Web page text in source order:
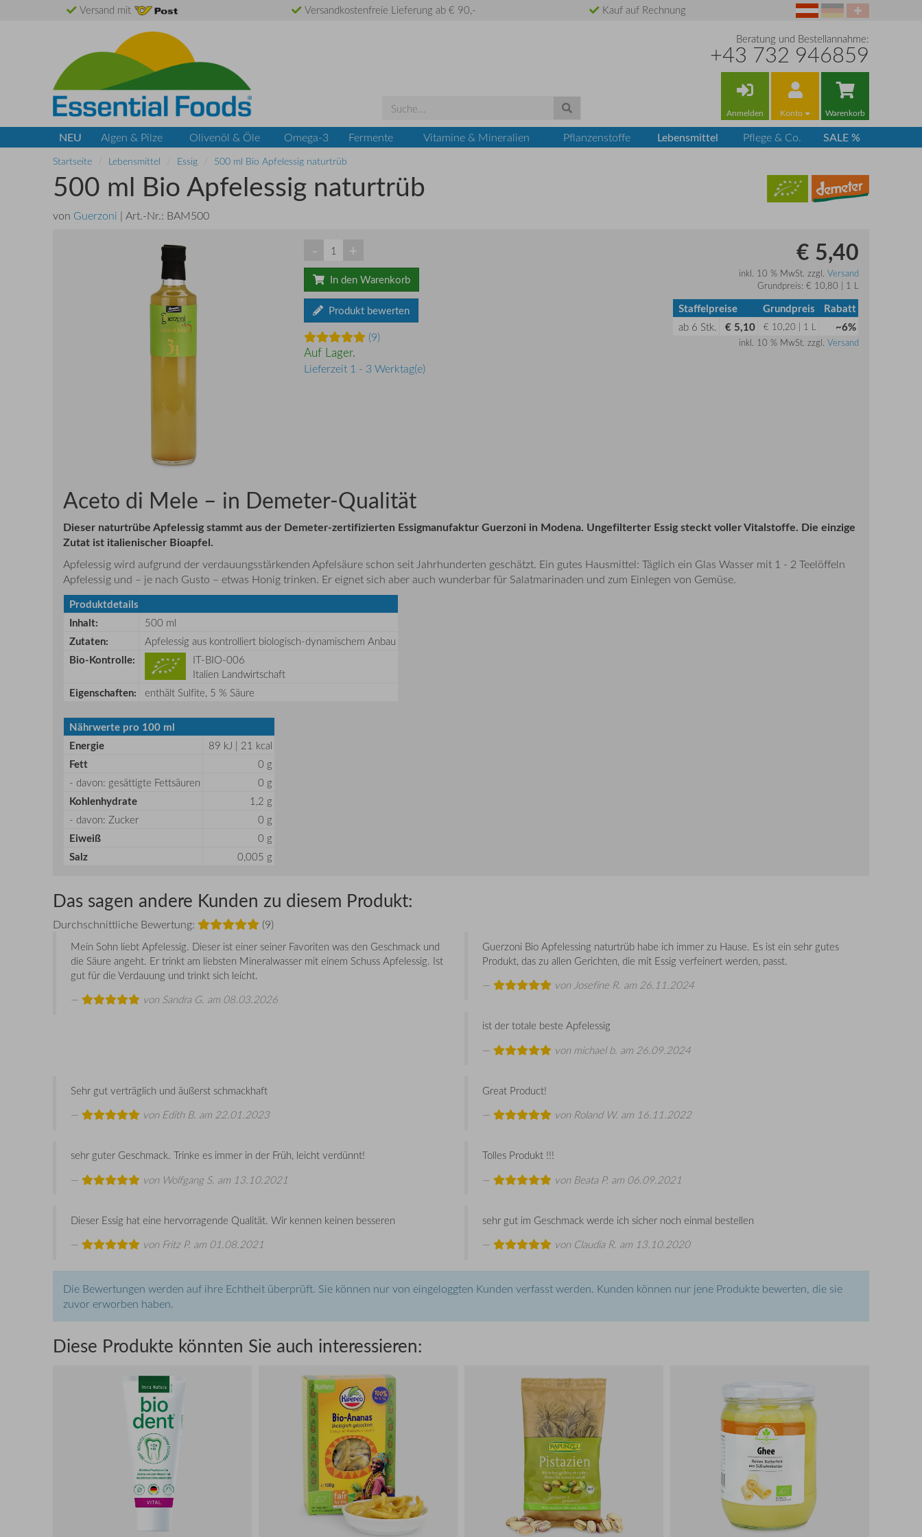
Versand mit Versandkostenfreie Lieferung ab € 90,- Kauf auf Rechnung
Beratung und Bestellannahme:
+43 732 946859
Anmelden Konto Warenkorb
NEU Algen & Pilze Olivenöl & Öle Omega-3 Fermente Vitamine & Mineralien Pflanzenstoffe Lebensmittel Pflege & Co. SALE %
Startseite Lebensmittel Essig 500 ml Bio Apfelessig naturtrüb
500 ml Bio Apfelessig naturtrüb
von Guerzoni | Art.-Nr.: BAM500
- +
In den Warenkorb
Produkt bewerten
(9)
Auf Lager.
Lieferzeit 1 - 3 Werktag(e)
€ 5,40
inkl. 10 % MwSt. zzgl. Versand
Grundpreis: € 10,80 | 1 L
Staffelpreise Grundpreis Rabatt
ab 6 Stk. € 5,10 € 10,20 | 1 L ~6%
inkl. 10 % MwSt. zzgl. Versand
Aceto di Mele – in Demeter-Qualität
Dieser naturtrübe Apfelessig stammt aus der Demeter-zertifizierten Essigmanufaktur Guerzoni in Modena. Ungefilterter Essig steckt voller Vitalstoffe. Die einzige
Zutat ist italienischer Bioapfel.
Apfelessig wird aufgrund der verdauungsstärkenden Apfelsäure schon seit Jahrhunderten geschätzt. Ein gutes Hausmittel: Täglich ein Glas Wasser mit 1 - 2 Teelöffeln
Apfelessig und – je nach Gusto – etwas Honig trinken. Er eignet sich aber auch wunderbar für Salatmarinaden und zum Einlegen von Gemüse.
Produktdetails
Inhalt:
500 ml
Zutaten: Apfelessig aus kontrolliert biologisch-dynamischem Anbau
Bio-Kontrolle:
IT-BIO-006
Italien Landwirtschaft
Eigenschaften: enthält Sulfite, 5 % Säure
Nährwerte pro 100 ml
Energie
89 kJ | 21 kcal
Fett
0 g
- davon: gesättigte Fettsäuren
0 g
Kohlenhydrate
1,2 g
- davon: Zucker
0 g
Eiweiß 0 g
Salz 0,005 g
Das sagen andere Kunden zu diesem Produkt:
Durchschnittliche Bewertung: (9)
Mein Sohn liebt Apfelessig. Dieser ist einer seiner Favoriten was den Geschmack und
die Säure angeht. Er trinkt am liebsten Mineralwasser mit einem Schuss Apfelessig. Ist
gut für die Verdauung und trinkt sich leicht.
von Sandra G. am 08.03.2026
Guerzoni Bio Apfelessing naturtrüb habe ich immer zu Hause. Es ist ein sehr gutes
Produkt, das zu allen Gerichten, die mit Essig verfeinert werden, passt.
vonJosefine R. am 26.11.2024
ist der totale beste Apfelessig
von michael b. am 26.09.2024
Sehr gut verträglich und äußerst schmackhaft
von Edith B. am 22.01.2023
Great Product!
von Roland W. am 16.11.2022
sehr guter Geschmack. Trinke es immer in der Früh, leicht verdünnt!
von Wolfgang S. am 13.10.2021
Tolles Produkt !!!
von Beata P. am 06.09.2021
Dieser Essig hat eine hervorragende Qualität. Wir kennen keinen besseren
von Fritz P. am 01.08.2021
sehr gut im Geschmack werde ich sicher noch einmal bestellen
von Claudia R. am 13.10.2020
Die Bewertungen werden auf ihre Echtheit überprüft. Sie können nur von eingeloggten Kunden verfasst werden. Kunden können nur jene Produkte bewerten, die sie
zuvor erworben haben.
Diese Produkte könnten Sie auch interessieren: